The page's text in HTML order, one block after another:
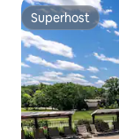
Superhost
Superhost